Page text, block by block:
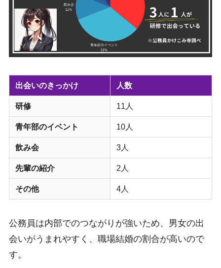
出会いのきっかけ 人数
研修 11人
青年部のイベント 10人
飲み会 3人
先輩の紹介 2人
その他 4人
公務員は内部でのつながりが強いため、男女の出
会いがうまれやすく、職場結婚の割合が高いので
す。